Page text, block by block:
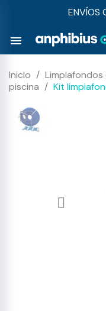
ENVÍOS
menu
Inicio Limpiafondos
piscina
Kit